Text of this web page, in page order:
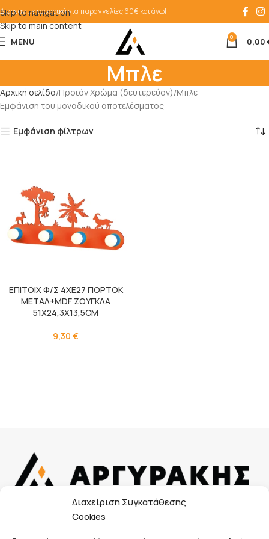
Διαχείριση Συγκατάθεσης
Cookies
Skip to navigation
Skip to main content
Δωρεάν μεταφορικά για παραγγελίες 60€ και άνω!
MENU 0 0,00
Μπλε
Αρχική σελίδα Προϊόν Χρώμα (δευτερεύον) Μπλε
Εμφάνιση του μοναδικού αποτελέσματος
Εμφάνιση φίλτρων
ΕΠΙΤΟΙX Φ/Σ 4ΧΕ27 ΠΟΡΤΟΚ
ΜΕΤΑΛ+MDF ΖΟΥΓΚΛΑ
51Χ24,3Χ13,5CM
9,30 €
Κουμουνδούρου Αλεξάνδρου 38, 241 00, Καλαμάτα